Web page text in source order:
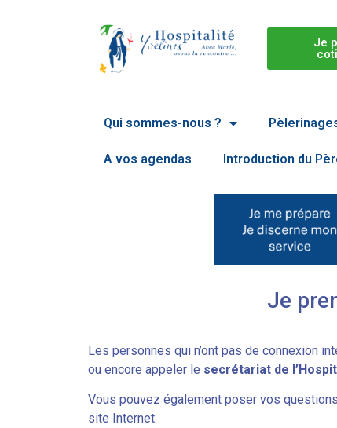
Je
Qui sommes-nous ?
A vos agendas Introduction du
Je
Les personnes qui n’ont pas de connexion
ou encore appeler le secrétariat de
Vous pouvez également poser vos
site Internet.